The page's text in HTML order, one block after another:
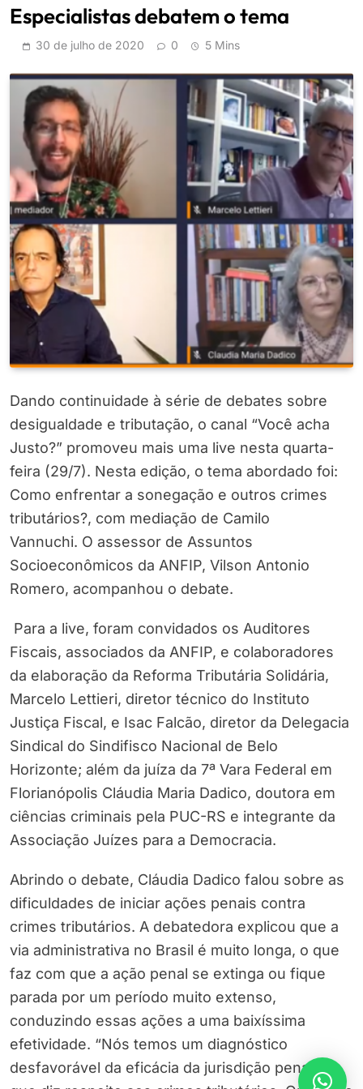
Especialistas debatem o tema
30 de julho de 2020 0 5 Mins
Dando continuidade à série de debates sobre
desigualdade e tributação, o canal “Você acha
Justo?” promoveu mais uma live nesta quarta-
feira (29/7). Nesta edição, o tema abordado foi:
Como enfrentar a sonegação e outros crimes
tributários?, com mediação de Camilo
Vannuchi. O assessor de Assuntos
Socioeconômicos da ANFIP, Vilson Antonio
Romero, acompanhou o debate.
Para a live, foram convidados os Auditores
Fiscais, associados da ANFIP, e colaboradores
da elaboração da Reforma Tributária Solidária,
Marcelo Lettieri, diretor técnico do Instituto
Justiça Fiscal, e Isac Falcão, diretor da Delegacia
Sindical do Sindifisco Nacional de Belo
Horizonte; além da juíza da 7ª Vara Federal em
Florianópolis Cláudia Maria Dadico, doutora em
ciências criminais pela PUC-RS e integrante da
Associação Juízes para a Democracia.
Abrindo o debate, Cláudia Dadico falou sobre as
dificuldades de iniciar ações penais contra
crimes tributários. A debatedora explicou que a
via administrativa no Brasil é muito longa, o que
faz com que a ação penal se extinga ou fique
parada por um período muito extenso,
conduzindo essas ações a uma baixíssima
efetividade. “Nós temos um diagnóstico
desfavorável da eficácia da jurisdição penal no